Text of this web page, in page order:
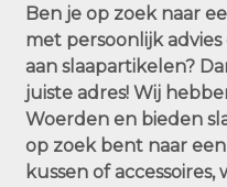
Ben je op zoek naar
met persoonlijk
aan slaapartikelen?
juiste adres! Wij
Woerden en bieden
op zoek bent naar
kussen of